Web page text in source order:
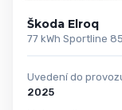
Škoda Elroq
77 kWh Sportline 85
Uvedení do
2025